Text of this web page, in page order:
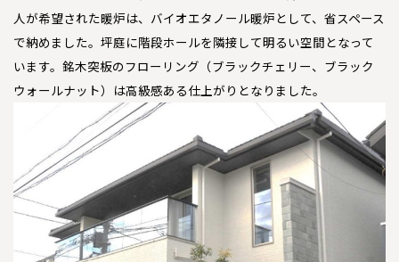
人が希望された暖炉は、バイオエタノール暖炉として、省スペース
で納めました。坪庭に階段ホールを隣接して明るい空間となって
います。銘木突板のフローリング（ブラックチェリー、ブラック
ウォールナット）は高級感ある仕上がりとなりました。